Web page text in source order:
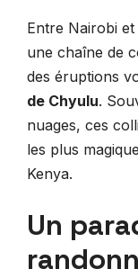
Entre Nairobi et
une chaîne de
des éruptions
de Chyulu.
nuages, ces
les plus
Kenya.
Un